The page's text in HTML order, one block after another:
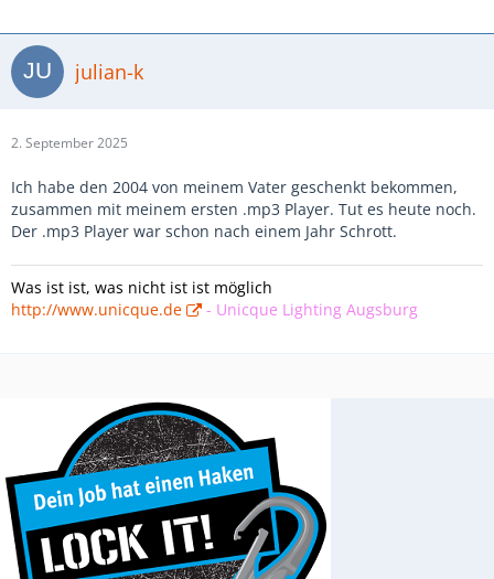
julian-k
2. September 2025
Ich habe den 2004 von meinem Vater geschenkt bekommen,
zusammen mit meinem ersten .mp3 Player. Tut es heute noch.
Der .mp3 Player war schon nach einem Jahr Schrott.
Was ist ist, was nicht ist ist möglich
http://www.unicque.de
- Unicque Lighting Augsburg